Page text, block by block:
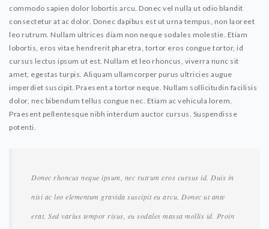
commodo sapien dolor lobortis arcu. Donec vel nulla ut odio blandit
consectetur at ac dolor. Donec dapibus est ut urna tempus, non laoreet
leo rutrum. Nullam ultrices diam non neque sodales molestie. Etiam
lobortis, eros vitae hendrerit pharetra, tortor eros congue tortor, id
cursus lectus ipsum ut est. Nullam et leo rhoncus, viverra nunc sit
amet, egestas turpis. Aliquam ullamcorper purus ultricies augue
imperdiet suscipit. Praesent a tortor neque. Nullam sollicitudin facilisis
dolor, nec bibendum tellus congue nec. Etiam ac vehicula lorem.
Praesent pellentesque nibh interdum auctor cursus. Suspendisse
potenti.
Donec rhoncus neque ipsum, nec rutrum eros cursus id. Duis in
nisi ac leo elementum gravida suscipit eu arcu. Donec ut ante
erat. Sed varius tempor risus, eu sodales massa mollis id. Proin